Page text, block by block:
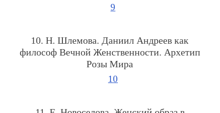
9
10. Н. Шлемова. Даниил Андреев как
философ Вечной Женственности. Архетип
Розы Мира
10